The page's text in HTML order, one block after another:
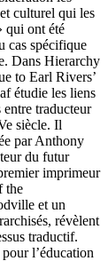
culturel qui les
qui ont été
cas spécifique
. Dans Hierarchy
to Earl Rivers’
étudie les liens
entre traducteur
e siècle. Il
par Anthony
du futur
imprimeur
the
et un
révèlent
traductif.
l’éducation